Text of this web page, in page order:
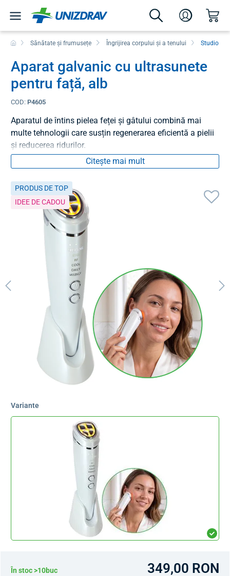
Sănătate și frumusețe Îngrijirea corpului și a tenului Studio
Aparat galvanic cu ultrasunete
pentru față, alb
COD: P4605
Aparatul de întins pielea feței și gâtului combină mai
multe tehnologii care susțin regenerarea eficientă a pielii
și reducerea ridurilor.
Citește mai mult
PRODUS DE TOP
IDEE DE CADOU
Variante
În stoc >10buc 349,00 RON